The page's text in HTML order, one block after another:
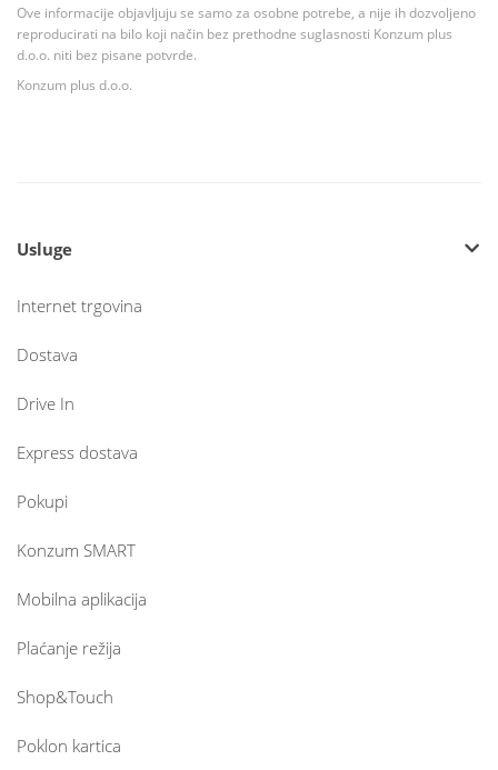
Ove informacije objavljuju se samo za osobne potrebe, a nije ih dozvoljeno
reproducirati na bilo koji način bez prethodne suglasnosti Konzum plus
d.o.o. niti bez pisane potvrde.
Konzum plus d.o.o.
Usluge
Internet trgovina
Dostava
Drive In
Express dostava
Pokupi
Konzum SMART
Mobilna aplikacija
Plaćanje režija
Shop&Touch
Poklon kartica